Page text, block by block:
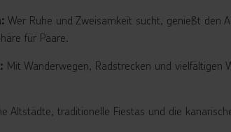
Wer Ruhe und Zweisamkeit sucht, genießt den
für Paare.
Mit Wanderwegen, Radstrecken und
Altstädte, traditionelle Fiestas und die